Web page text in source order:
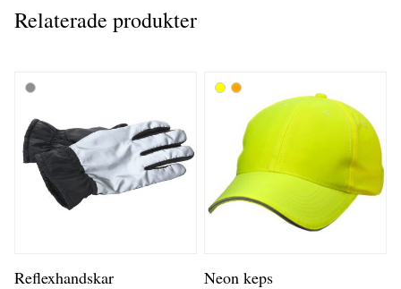
Relaterade produkter
Reflexhandskar Neon keps